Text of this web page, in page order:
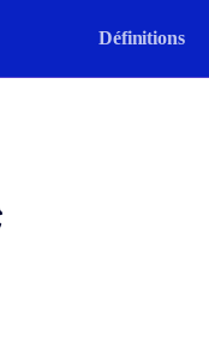
Définitions